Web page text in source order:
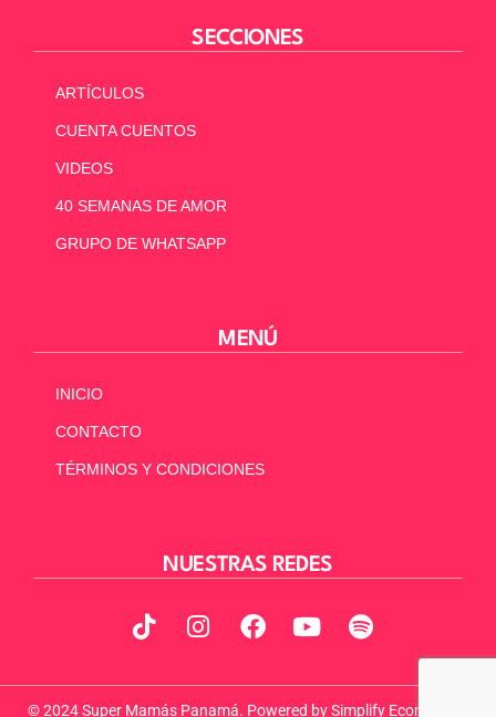
SECCIONES
ARTÍCULOS
CUENTA CUENTOS
VIDEOS
40 SEMANAS DE AMOR
GRUPO DE WHATSAPP
MENÚ
INICIO
CONTACTO
TÉRMINOS Y CONDICIONES
NUESTRAS REDES
© 2024 Super Mamás Panamá. Powered by Simplify Ecommerce